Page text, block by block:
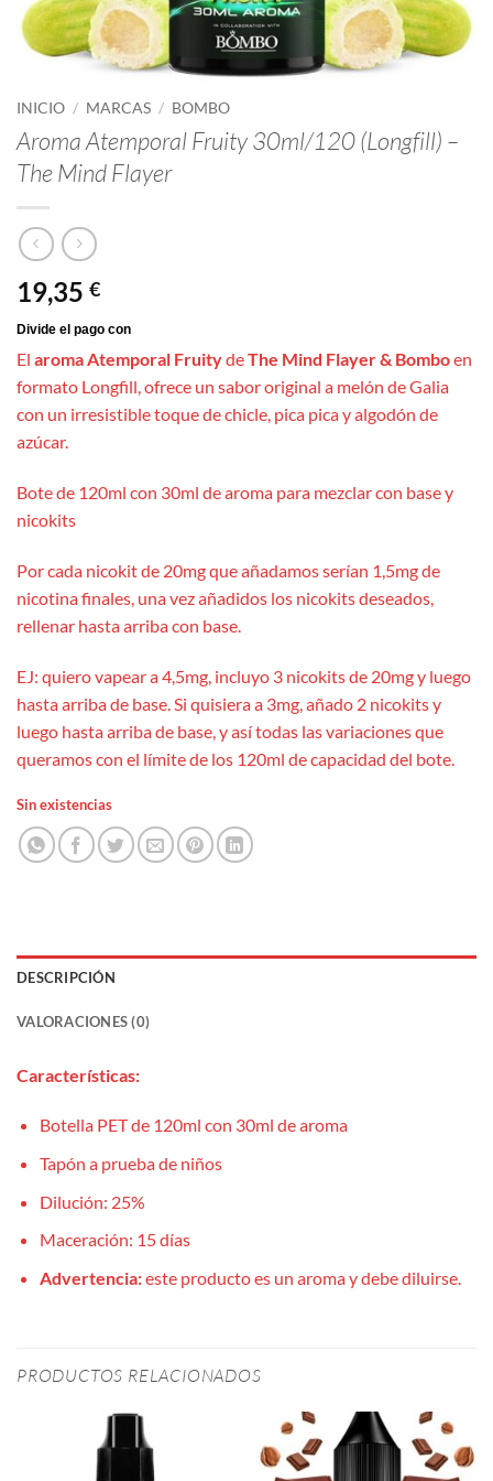
INICIO / MARCAS / BOMBO
Aroma Atemporal Fruity 30ml/120 (Longfill) –
The Mind Flayer
19,35 €
El aroma Atemporal FruitydeThe Mind Flayer & Bomboen
formato Longfill, ofrece un sabor original a melón de Galia
con un irresistible toque de chicle, pica pica y algodón de
azúcar.
Bote de 120ml con 30ml de aroma para mezclar con base y
nicokits
Por cada nicokit de 20mg que añadamos serían 1,5mg de
nicotina finales, una vez añadidos los nicokits deseados,
rellenar hasta arriba con base.
EJ: quiero vapear a 4,5mg, incluyo 3 nicokits de 20mg y luego
hasta arriba de base. Si quisiera a 3mg, añado 2 nicokits y
luego hasta arriba de base, y así todas las variaciones que
queramos con el límite de los 120ml de capacidad del bote.
Sin existencias
DESCRIPCIÓN
VALORACIONES (0)
Características:
Botella PET de 120ml con 30ml de aroma
Tapón a prueba de niños
Dilución: 25%
Maceración: 15 días
Advertencia:este producto es un aroma y debe diluirse.
PRODUCTOS RELACIONADOS